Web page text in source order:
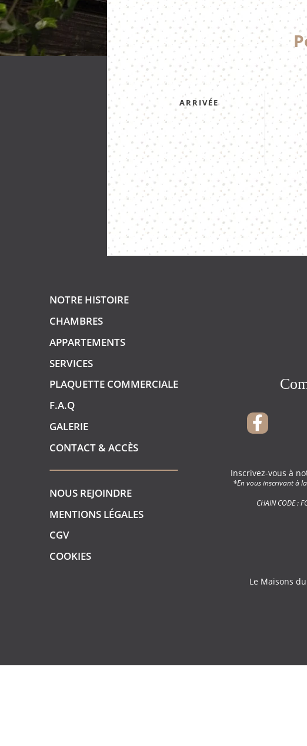
ARRIVÉE
NOTRE HISTOIRE
CHAMBRES
APPARTEMENTS
SERVICES
PLAQUETTE COMMERCIALE
F.A.Q
GALERIE
CONTACT & ACCÈS
NOUS REJOINDRE
MENTIONS LÉGALES
CGV
COOKIES
Inscrivez-vous à
*En vous inscrivant à
CHAIN CODE :
Le Maisons